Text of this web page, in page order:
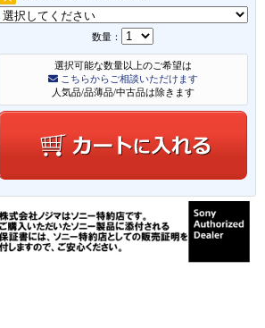
数量：
選択可能な数量以上のご希望は
こちらからご相談いただけます
人気品/品薄品/中古品は除きます